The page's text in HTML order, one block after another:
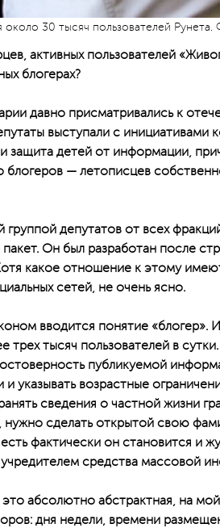
около 30 тысяч пользователей
активных пользователей
блогерах?
давно присматривались к
выступали с инициативами
защита детей от информации,
блогеров — летописцев
депутатов от всех
Он был разработан после
какое отношение к этому
сетей, не очень ясно.
вводится понятие «блогер».
тысяч пользователей в
публикуемой
указывать возрастные
сведения о частной жизни
нужно сделать открытой свою
фактически он становится и
средства массовой
абсолютно абстрактная, на
дня недели, времени